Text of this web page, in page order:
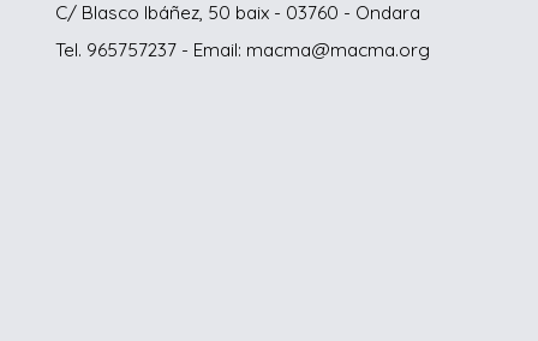
C/ Blasco Ibáñez, 50 baix - 03760 - Ondara
Tel. 965757237 - Email: macma@macma.org